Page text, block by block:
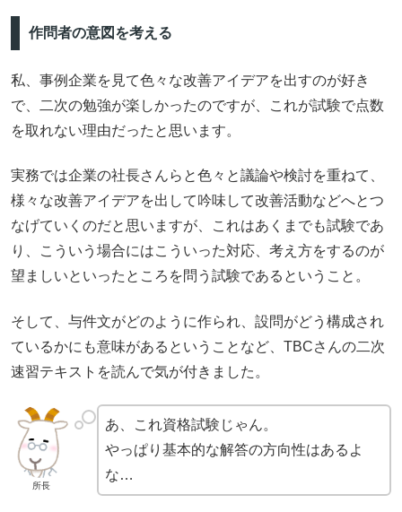
作問者の意図を考える
私、事例企業を見て色々な改善アイデアを出すのが好き
で、二次の勉強が楽しかったのですが、これが試験で点数
を取れない理由だったと思います。
実務では企業の社長さんらと色々と議論や検討を重ねて、
様々な改善アイデアを出して吟味して改善活動などへとつ
なげていくのだと思いますが、これはあくまでも試験であ
り、こういう場合にはこういった対応、考え方をするのが
望ましいといったところを問う試験であるということ。
そして、与件文がどのように作られ、設問がどう構成され
ているかにも意味があるということなど、TBCさんの二次
速習テキストを読んで気が付きました。
所長
あ、これ資格試験じゃん。
やっぱり基本的な解答の方向性はあるよ
な…